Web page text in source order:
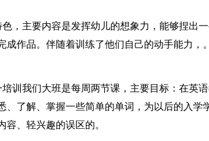
，主要内容是发挥幼儿的想象力，能够捏出
作品。伴随着训练了他们自己的动手能力，。
训我们大班是每周两节课，主要目标：在英
了解、掌握一些简单的单词，为以后的入学
、轻兴趣的误区的。